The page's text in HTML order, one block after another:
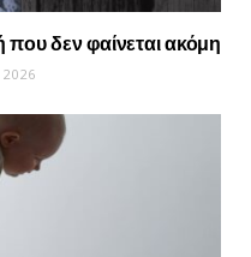
δεν φαίνεται ακόμη